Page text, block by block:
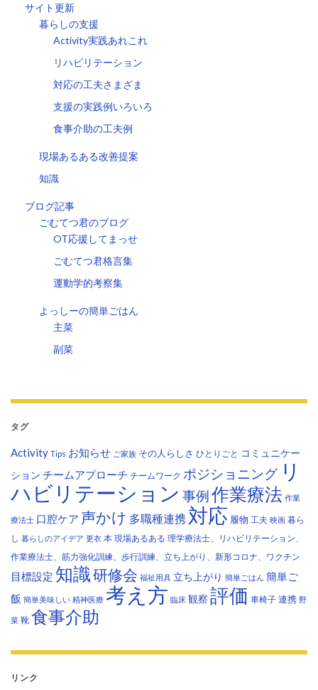
サイト更新
暮らしの支援
Activity実践あれこれ
リハビリテーション
対応の工夫さまざま
支援の実践例いろいろ
食事介助の工夫例
現場あるある改善提案
知識
ブログ記事
ごむてつ君のブログ
OT応援してまっせ
ごむてつ君格言集
運動学的考察集
よっしーの簡単ごはん
主菜
副菜
タグ
Activity Tips お知らせ ご家族 その人らしさ ひとりごと コミュニケー
ション チームアプローチ チームワーク ポジショニング リ
ハビリテーション 事例作業療法 作業
療法士 口腔ケア 声かけ 多職種連携 対応 履物 工夫 映画 暮ら
し 暮らしのアイデア 更衣 本 現場あるある 理学療法士、リハビリテーション、
作業療法士、筋力強化訓練、歩行訓練、立ち上がり、新形コロナ、ワクチン
目標設定 知識研修会 福祉用具 立ち上がり 簡単ごはん 簡単ご
飯 簡単美味しい 精神医療 考え方 臨床 観察 評価 車椅子 連携 野
菜 靴 食事介助
リンク